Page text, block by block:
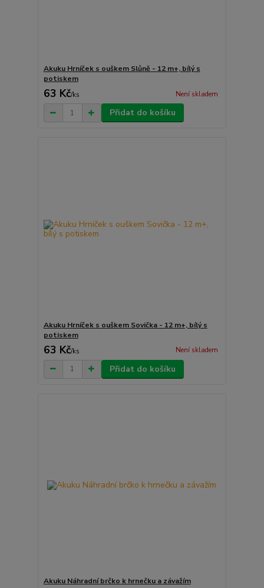
Akuku Hrníček s ouškem Slůně - 12 m+, bílý s
potiskem
63 Kč/ks Není skladem
Přidat do košíku
Akuku Hrníček s ouškem Sovička - 12 m+, bílý s
potiskem
63 Kč/ks Není skladem
Přidat do košíku
Akuku Náhradní brčko k hrnečku a závažím